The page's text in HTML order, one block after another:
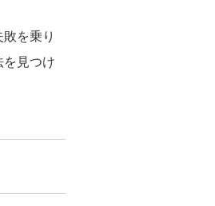
を乗り
を見つけ